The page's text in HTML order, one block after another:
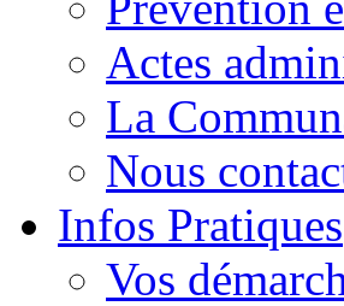
Actes
La
Nous
Infos Pratiques
Vos